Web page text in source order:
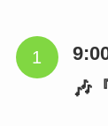
🎶